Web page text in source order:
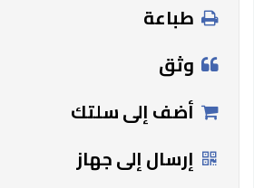
طباعة
وثق
أضف إلى سلتك
إرسال إلى جهاز